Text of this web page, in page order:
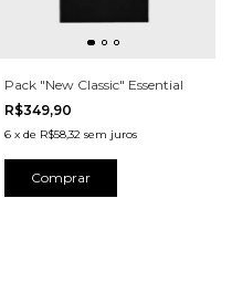
Pack "New Classic" Essential
R$349,90
6 x de R$58,32 sem juros
Comprar